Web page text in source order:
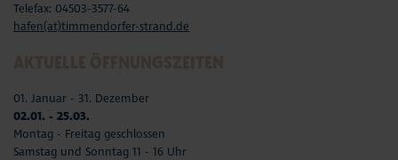
Telefax: 04503-3577-64
hafen(at)timmendorfer-strand.de
01. Januar - 31. Dezember
02.01. - 25.03.
Montag - Freitag geschlossen
Samstag und Sonntag 11 - 16 Uhr